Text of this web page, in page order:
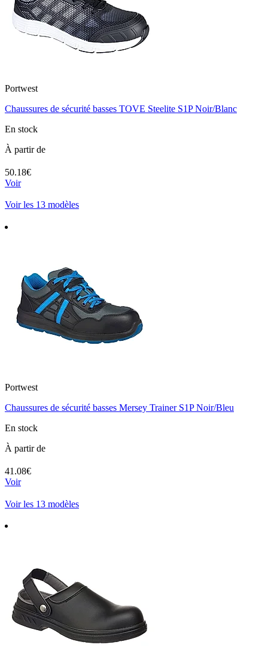
Portwest
Chaussures de sécurité basses TOVE Steelite S1P Noir/Blanc
En stock
À partir de
50.18€
Voir
Voir les 13 modèles
Portwest
Chaussures de sécurité basses Mersey Trainer S1P Noir/Bleu
En stock
À partir de
41.08€
Voir
Voir les 13 modèles